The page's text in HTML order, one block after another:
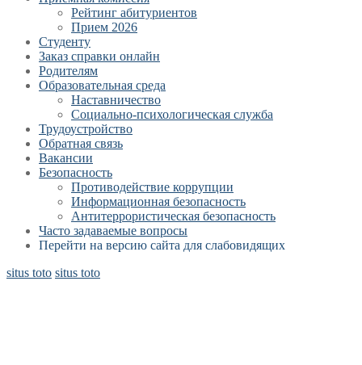
Рейтинг абитуриентов
Прием 2026
Студенту
Заказ справки онлайн
Родителям
Образовательная среда
Наставничество
Социально-психологическая служба
Трудоустройство
Обратная связь
Вакансии
Безопасность
Противодействие коррупции
Информационная безопасность
Антитеррористическая безопасность
Часто задаваемые вопросы
Перейти на версию сайта для слабовидящих
situs toto situs toto